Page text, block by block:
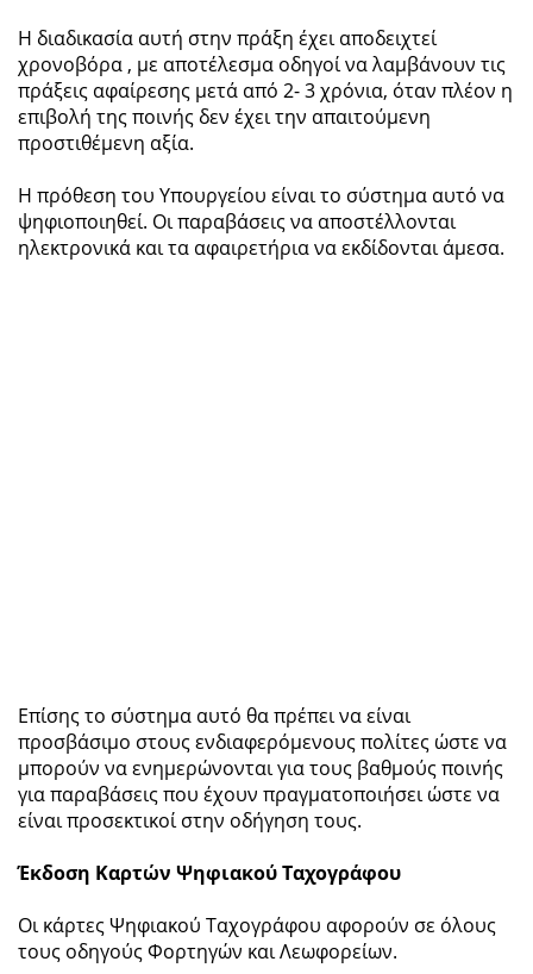
Η διαδικασία αυτή στην πράξη έχει αποδειχτεί
χρονοβόρα , με αποτέλεσμα οδηγοί να λαμβάνουν τις
πράξεις αφαίρεσης μετά από 2- 3 χρόνια, όταν πλέον η
επιβολή της ποινής δεν έχει την απαιτούμενη
προστιθέμενη αξία.
Η πρόθεση του Υπουργείου είναι το σύστημα αυτό να
ψηφιοποιηθεί. Οι παραβάσεις να αποστέλλονται
ηλεκτρονικά και τα αφαιρετήρια να εκδίδονται άμεσα.
Επίσης το σύστημα αυτό θα πρέπει να είναι
προσβάσιμο στους ενδιαφερόμενους πολίτες ώστε να
μπορούν να ενημερώνονται για τους βαθμούς ποινής
για παραβάσεις που έχουν πραγματοποιήσει ώστε να
είναι προσεκτικοί στην οδήγηση τους.
Έκδοση Καρτών Ψηφιακού Ταχογράφου
Οι κάρτες Ψηφιακού Ταχογράφου αφορούν σε όλους
τους οδηγούς Φορτηγών και Λεωφορείων.